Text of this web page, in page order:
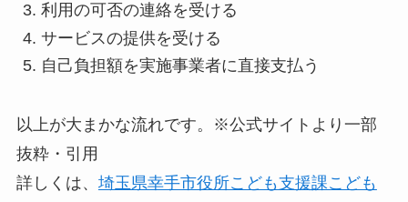
利用の可否の連絡を受ける
サービスの提供を受ける
自己負担額を実施事業者に直接支払う
以上が大まかな流れです。※公式サイトより一部
抜粋・引用
詳しくは、 埼玉県幸手市役所こども支援課こども